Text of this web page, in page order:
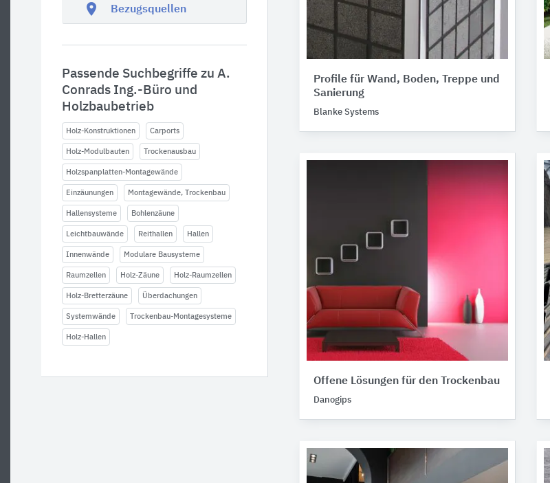
location_on Bezugsquellen
Passende Suchbegriffe zu A.
Conrads Ing.-Büro und
Holzbaubetrieb
Holz-Konstruktionen Carports
Holz-Modulbauten Trockenausbau
Holzspanplatten-Montagewände
Einzäunungen Montagewände, Trockenbau
Hallensysteme Bohlenzäune
Leichtbauwände Reithallen Hallen
Innenwände Modulare Bausysteme
Raumzellen Holz-Zäune Holz-Raumzellen
Holz-Bretterzäune Überdachungen
Systemwände Trockenbau-Montagesysteme
Holz-Hallen
Profile für Wand, Boden, Treppe und
Sanierung
Blanke Systems
Offene Lösungen für den Trockenbau
Danogips